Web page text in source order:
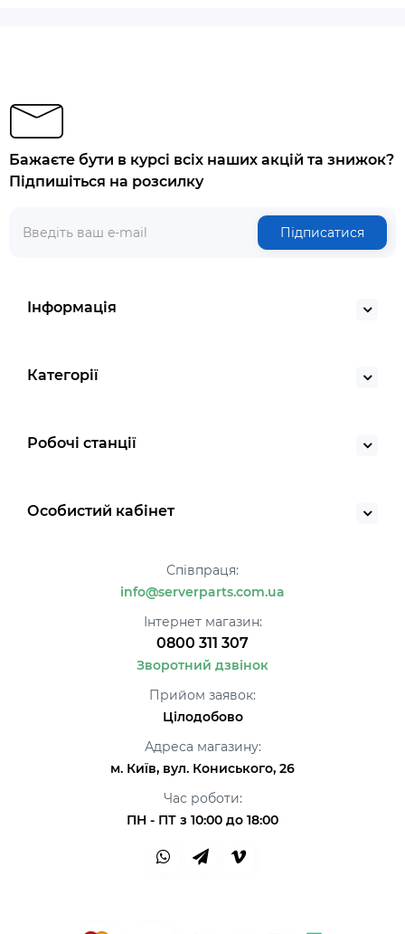
Бажаєте бути в курсі всіх наших акцій та знижок?
Підпишіться на розсилку
Підписатися
Інформація
Категорії
Робочі станції
Особистий кабінет
Співпраця:
info@serverparts.com.ua
Інтернет магазин:
0800 311 307
Зворотний дзвінок
Прийом заявок:
Цілодобово
Адреса магазину:
м. Київ, вул. Кониського, 26
Час роботи:
ПН - ПТ з 10:00 до 18:00